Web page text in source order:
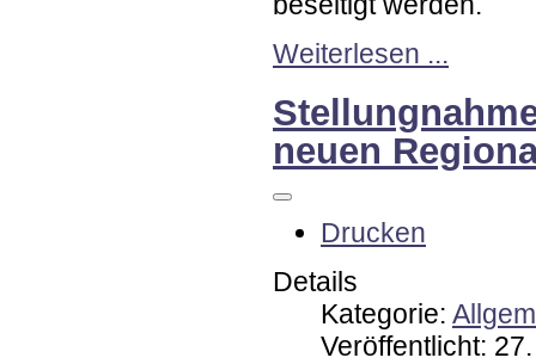
Weiterlesen ...
neuen
Drucken
Details
Kategorie:
Veröffentlicht: